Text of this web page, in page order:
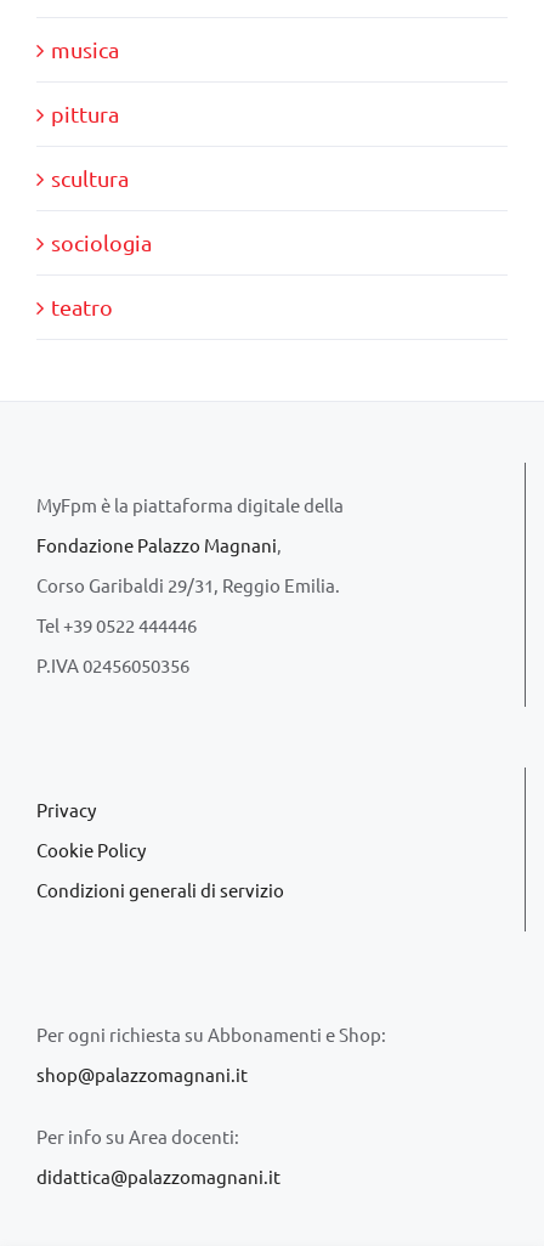
musica
pittura
scultura
sociologia
teatro
MyFpm è la piattaforma digitale della
Fondazione Palazzo Magnani,
Corso Garibaldi 29/31, Reggio Emilia.
Tel +39 0522 444446
P.IVA 02456050356
Privacy
Cookie Policy
Condizioni generali di servizio
Per ogni richiesta su Abbonamenti e Shop:
shop@palazzomagnani.it
Per info su Area docenti:
didattica@palazzomagnani.it